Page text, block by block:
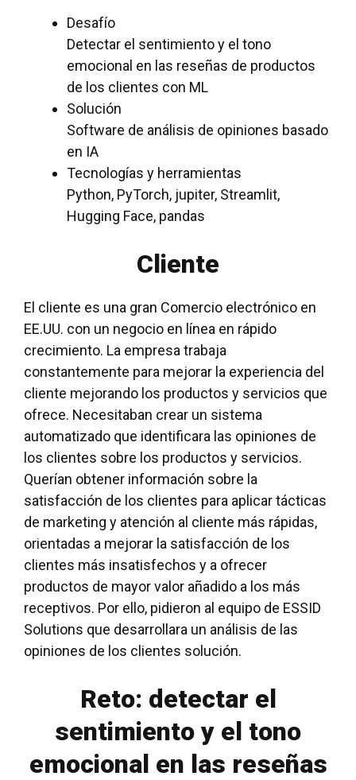
Desafío
Detectar el sentimiento y el tono
emocional en las reseñas de productos
de los clientes con ML
Solución
Software de análisis de opiniones basado
en IA
Tecnologías y herramientas
Python, PyTorch, jupiter, Streamlit,
Hugging Face, pandas
Cliente
El cliente es una gran Comercio electrónico en
EE.UU. con un negocio en línea en rápido
crecimiento. La empresa trabaja
constantemente para mejorar la experiencia del
cliente mejorando los productos y servicios que
ofrece. Necesitaban crear un sistema
automatizado que identificara las opiniones de
los clientes sobre los productos y servicios.
Querían obtener información sobre la
satisfacción de los clientes para aplicar tácticas
de marketing y atención al cliente más rápidas,
orientadas a mejorar la satisfacción de los
clientes más insatisfechos y a ofrecer
productos de mayor valor añadido a los más
receptivos. Por ello, pidieron al equipo de ESSID
Solutions que desarrollara un análisis de las
opiniones de los clientes solución.
Reto: detectar el
sentimiento y el tono
emocional en las reseñas